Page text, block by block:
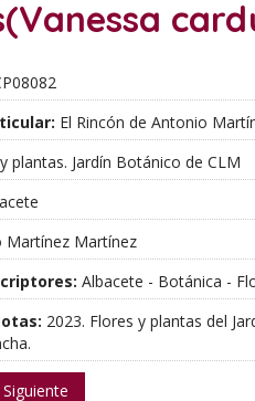
El Rincón de Antonio
plantas. Jardín Botánico de CLM
Martínez Martínez
Albacete - Botánica -
2023. Flores y plantas del
Siguiente